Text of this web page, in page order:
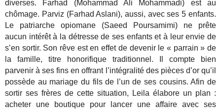
diverses. Farhad (Mohammad Ali Mohammadi) est au
chômage. Parviz (Farhad Aslani), aussi, avec ses 5 enfants.
Le patriarche opiomane (Saeed Poursamimi) ne prête
aucun intérêt à la détresse de ses enfants et à leur envie de
s’en sortir. Son rêve est en effet de devenir le « parrain » de
la famille, titre honorifique traditionnel. Il compte bien
parvenir à ses fins en offrant l’intégralité des pièces d’or qu’il
possède au mariage du fils de l’un de ses cousins. Afin de
sortir ses frères de cette situation, Leila élabore un plan :
acheter une boutique pour lancer une affaire avec ses